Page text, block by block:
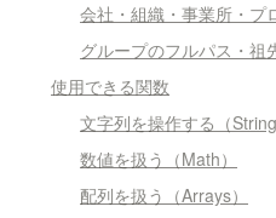
会社・組織・事業所・プ
グループのフルパス・祖
使用できる関数
文字列を操作する（String
数値を扱う（Math）
配列を扱う（Arrays）